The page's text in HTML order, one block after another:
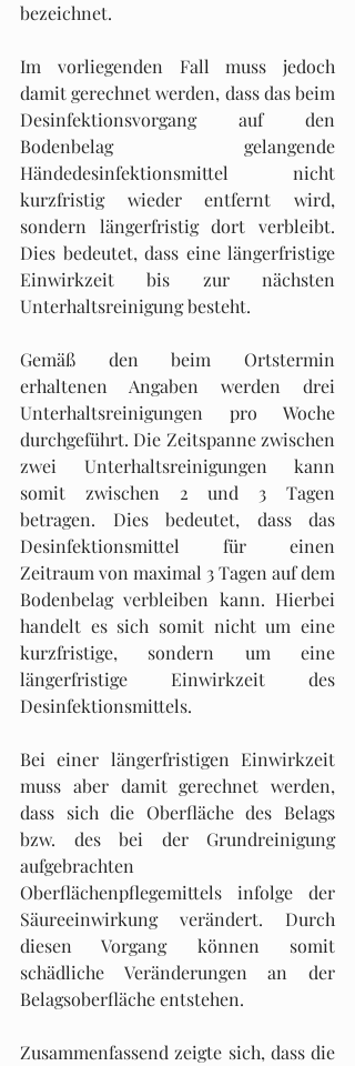
bezeichnet.
Im vorliegenden Fall muss jedoch
damit gerechnet werden, dass das beim
Desinfektionsvorgang auf den
Bodenbelag gelangende
Händedesinfektionsmittel nicht
kurzfristig wieder entfernt wird,
sondern längerfristig dort verbleibt.
Dies bedeutet, dass eine längerfristige
Einwirkzeit bis zur nächsten
Unterhaltsreinigung besteht.
Gemäß den beim Ortstermin
erhaltenen Angaben werden drei
Unterhaltsreinigungen pro Woche
durchgeführt. Die Zeitspanne zwischen
zwei Unterhaltsreinigungen kann
somit zwischen 2 und 3 Tagen
betragen. Dies bedeutet, dass das
Desinfektionsmittel für einen
Zeitraum von maximal 3 Tagen auf dem
Bodenbelag verbleiben kann. Hierbei
handelt es sich somit nicht um eine
kurzfristige, sondern um eine
längerfristige Einwirkzeit des
Desinfektionsmittels.
Bei einer längerfristigen Einwirkzeit
muss aber damit gerechnet werden,
dass sich die Oberfläche des Belags
bzw. des bei der Grundreinigung
aufgebrachten
Oberflächenpflegemittels infolge der
Säureeinwirkung verändert. Durch
diesen Vorgang können somit
schädliche Veränderungen an der
Belagsoberfläche entstehen.
Zusammenfassend zeigte sich, dass die